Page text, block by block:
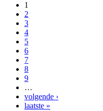
Pagina's
1
2
3
4
5
6
7
8
9
…
volgende ›
laatste »